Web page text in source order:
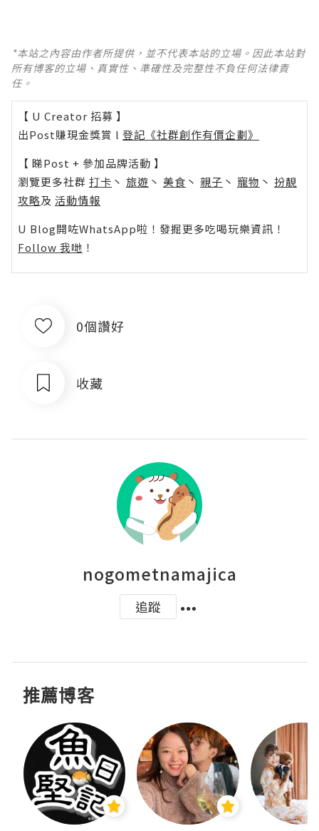
*本站之內容由作者所提供，並不代表本站的立場。因此本站對
所有博客的立場、真實性、準確性及完整性不負任何法律責
任。
【 U Creator 招募 】
出Post賺現金獎賞 l 登記《社群創作有價企劃》
【 睇Post + 參加品牌活動 】
瀏覽更多社群 打卡 丶 旅遊 丶 美食 丶 親子 丶 寵物 丶 扮靚
攻略及 活動情報
U Blog開咗WhatsApp啦！發掘更多吃喝玩樂資訊！
Follow 我哋 ！
0個讚好
收藏
nogometnamajica
追蹤
推薦博客